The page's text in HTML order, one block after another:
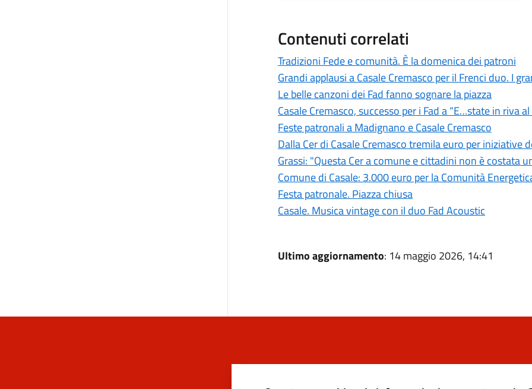
Contenuti correlati
Tradizioni Fede e comunità. È la domenica dei patroni
Grandi applausi a Casale Cremasco per il Frenci duo. I
Le belle canzoni dei Fad fanno sognare la piazza
Casale Cremasco, successo per i Fad a “E…state in riva
Feste patronali a Madignano e Casale Cremasco
Dalla Cer di Casale Cremasco tremila euro per
Grassi: "Questa Cer a comune e cittadini non è costata
Comune di Casale: 3.000 euro per la Comunità
Festa patronale. Piazza chiusa
Casale. Musica vintage con il duo Fad Acoustic
Ultimo aggiornamento: 14 maggio 2026, 14:41